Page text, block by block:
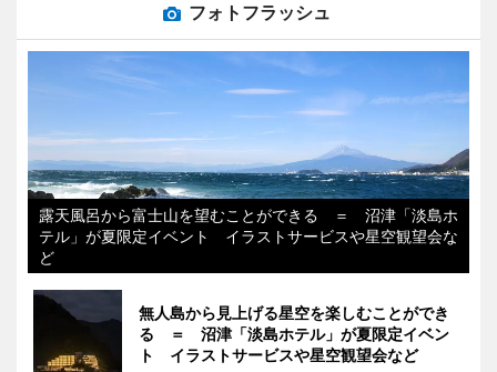
フォトフラッシュ
露天風呂から富士山を望むことができる ＝ 沼津「淡島ホ
テル」が夏限定イベント イラストサービスや星空観望会な
ど
無人島から見上げる星空を楽しむことができ
る ＝ 沼津「淡島ホテル」が夏限定イベン
ト イラストサービスや星空観望会など